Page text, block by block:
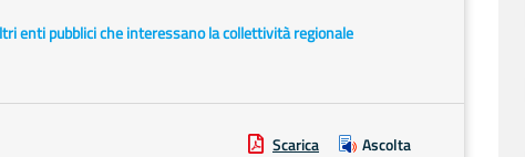
enti pubblici che interessano la collettività regionale
Scarica Ascolta